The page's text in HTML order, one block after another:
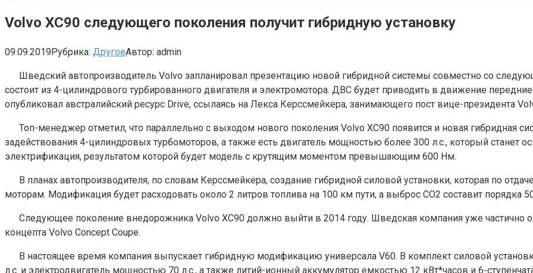
Volvo XC90 следующего поколения получит гибридную установку
09.09.2019Рубрика: ДругоеАвтор: admin
Шведский автопроизводитель Volvo запланировал презентацию новой гибридной системы совместно со
состоит из 4-цилиндрового турбированного двигателя и электромотора. ДВС будет приводить в движение
опубликовал австралийский ресурс Drive, ссылаясь на Лекса Керссмейкера, занимающего пост вице-президента
Топ-менеджер отметил, что параллельно с выходом нового поколения Volvo XC90 появится и новая гибридная
задействования 4-цилиндровых турбомоторов, а также есть двигатель мощностью более 300 л.с., который станет
электрификация, результатом которой будет модель с крутящим моментом превышающим 600 Нм.
В планах автопроизводителя, по словам Керссмейкера, создание гибридной силовой установки, которая по
моторам. Модификация будет расходовать около 2 литров топлива на 100 км пути, а выброс CO2 составит порядка
Следующее поколение внедорожника Volvo XC90 должно выйти в 2014 году. Шведская компания уже частично
концепта Volvo Concept Coupe.
В настоящее время компания выпускает гибридную модификацию универсала V60. В комплект силовой
л.с. и электродвигатель мощностью 70 л.с., а также литий-ионный аккумулятор емкостью 12 кВт*часов и 6-